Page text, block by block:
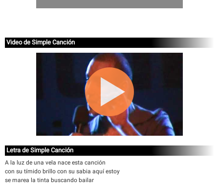
Video de Simple Canción
Letra de Simple Canción
A la luz de una vela nace esta canción
con su tímido brillo con su sabia aquí estoy
se marea la tinta buscando bailar